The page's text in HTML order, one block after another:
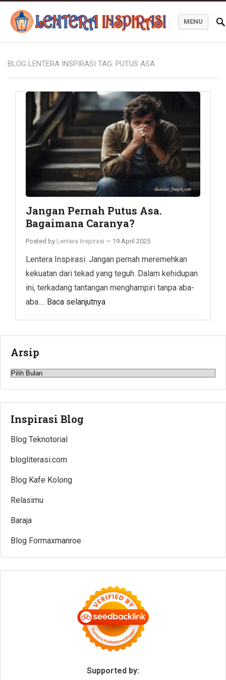
MENU
BLOG LENTERA INSPIRASI TAG: PUTUS ASA
Jangan Pernah Putus Asa.
Bagaimana Caranya?
Posted by Lentera Inspirasi — 19 April 2025
Lentera Inspirasi: Jangan pernah meremehkan
kekuatan dari tekad yang teguh. Dalam kehidupan
ini, terkadang tantangan menghampiri tanpa aba-
aba…. Baca selanjutnya
Arsip
Arsip
Inspirasi Blog
Blog Teknotorial
blogliterasi.com
Blog Kafe Kolong
Relasimu
Baraja
Blog Formaxmanroe
Supported by: